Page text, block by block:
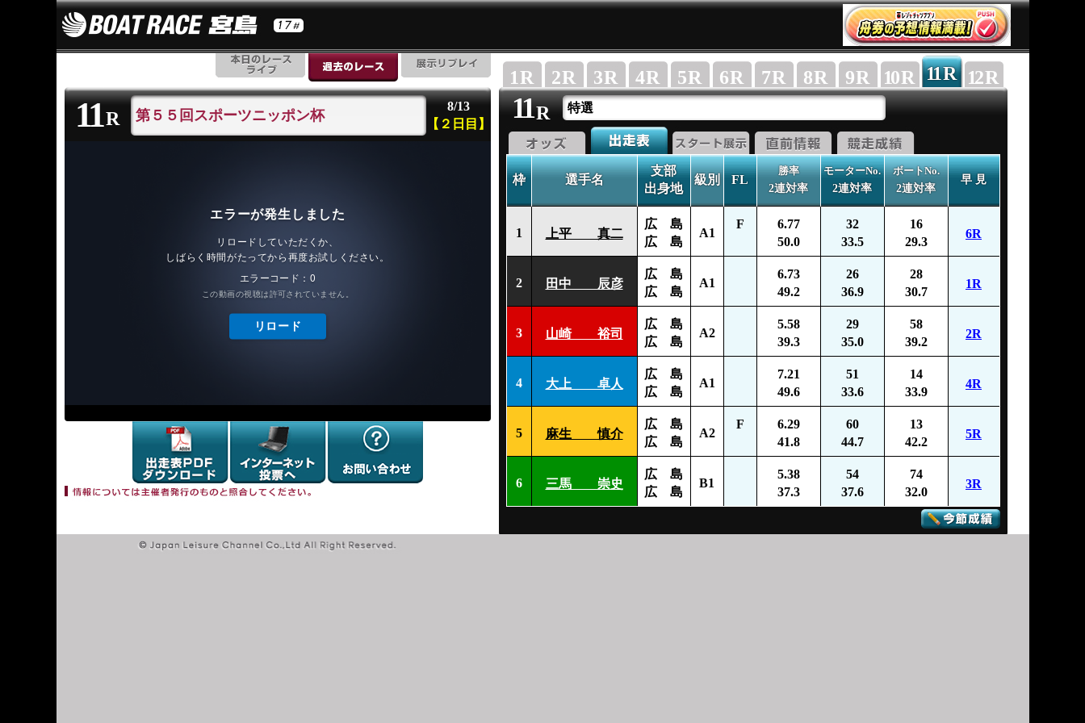
11 R 第５５回スポーツニッポン杯
8/13
【２日目】
1R 2R 3R 4R 5R 6R 7R 8R 9R 10R 11R 12R
11R 特選
枠 選手名
支部
出身地
級別 FL
勝率
2連対率
モーターNo.
2連対率
ボートNo.
2連対率
早 見
1 上平 真二
広 島
広 島
A1
F
6.77
50.0
32
33.5
16
29.3
6R
2 田中 辰彦
広 島
広 島
A1
6.73
49.2
26
36.9
28
30.7
1R
3 山崎 裕司
広 島
広 島
A2
5.58
39.3
29
35.0
58
39.2
2R
4 大上 卓人
広 島
広 島
A1
7.21
49.6
51
33.6
14
33.9
4R
5 麻生 慎介
広 島
広 島
A2
F
6.29
41.8
60
44.7
13
42.2
5R
6 三馬 崇史
広 島
広 島
B1
5.38
37.3
54
37.6
74
32.0
3R